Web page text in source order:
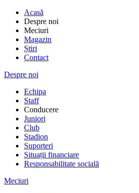
Acasă
Despre noi
Meciuri
Magazin
Știri
Contact
Despre noi
Echipa
Staff
Conducere
Juniori
Club
Stadion
Suporteri
Situații financiare
Responsabilitate socială
Meciuri